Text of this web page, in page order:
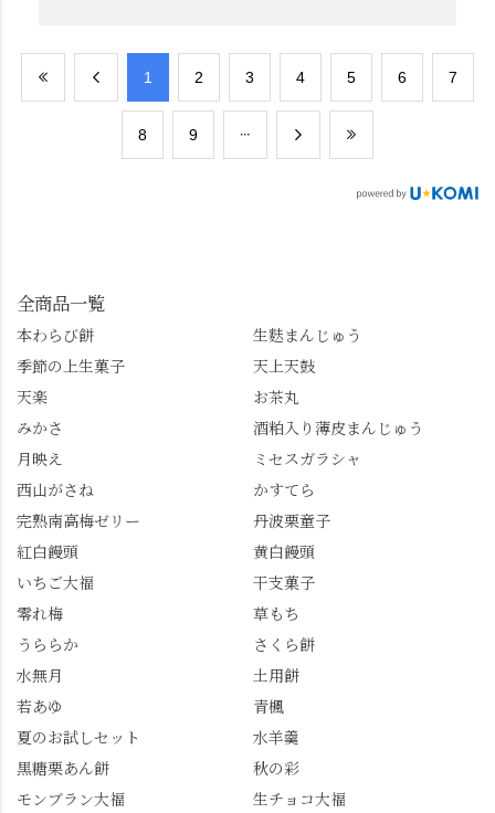
​1 ​2 ​3 ​4 ​5 ​6 ​7
​8 ​9
全商品一覧
本わらび餅
生麩まんじゅう
季節の上生菓子
天上天鼓
天楽
お茶丸
みかさ
酒粕入り薄皮まんじゅう
月映え
ミセスガラシャ
西山がさね
かすてら
完熟南高梅ゼリー
丹波栗童子
紅白饅頭
黄白饅頭
いちご大福
干支菓子
零れ梅
草もち
うららか
さくら餅
水無月
土用餅
若あゆ
青楓
夏のお試しセット
水羊羹
黒糖栗あん餅
秋の彩
モンブラン大福
生チョコ大福